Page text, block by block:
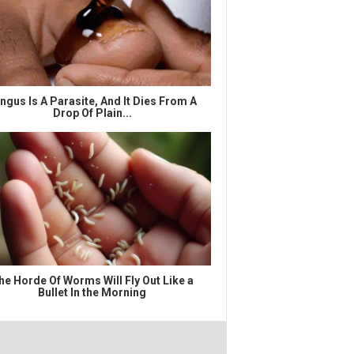
Is A Parasite, And It Dies From A
Drop Of Plain...
Horde Of Worms Will Fly Out Like a
Bullet In the Morning